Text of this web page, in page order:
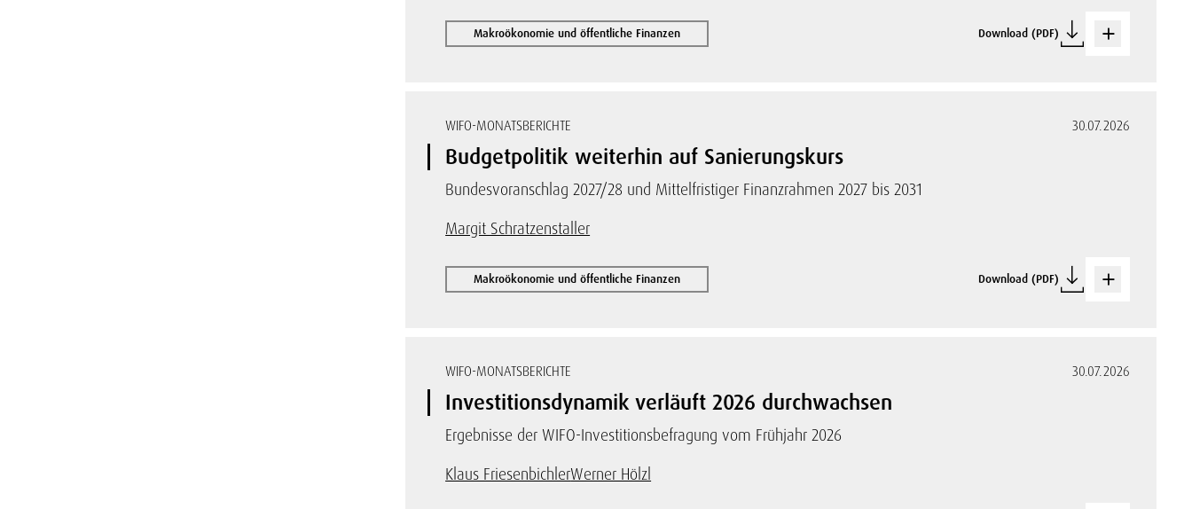
Makroökonomie und öffentliche Finanzen Download (PDF)
WIFO-MONATSBERICHTE 30.07.2026
Budgetpolitik weiterhin auf Sanierungskurs
Bundesvoranschlag 2027/28 und Mittelfristiger Finanzrahmen 2027 bis 2031
Margit Schratzenstaller
Makroökonomie und öffentliche Finanzen Download (PDF)
WIFO-MONATSBERICHTE 30.07.2026
Investitionsdynamik verläuft 2026 durchwachsen
Ergebnisse der WIFO-Investitionsbefragung vom Frühjahr 2026
Klaus FriesenbichlerWerner Hölzl